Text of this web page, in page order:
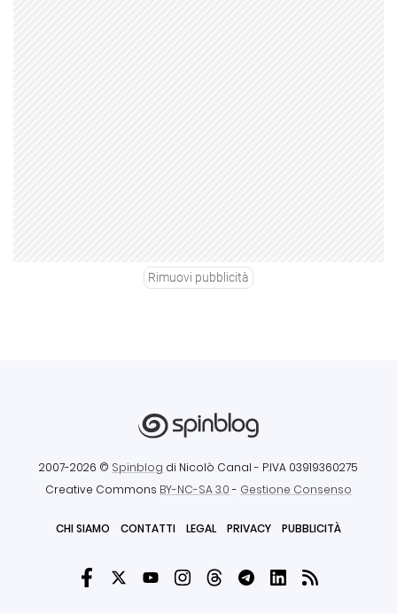
Rimuovi pubblicità
2007-2026 © Spinblog di Nicolò Canal - P.IVA 03919360275
Creative Commons BY-NC-SA 3.0- Gestione Consenso
CHI SIAMO CONTATTI LEGAL PRIVACY PUBBLICITÀ